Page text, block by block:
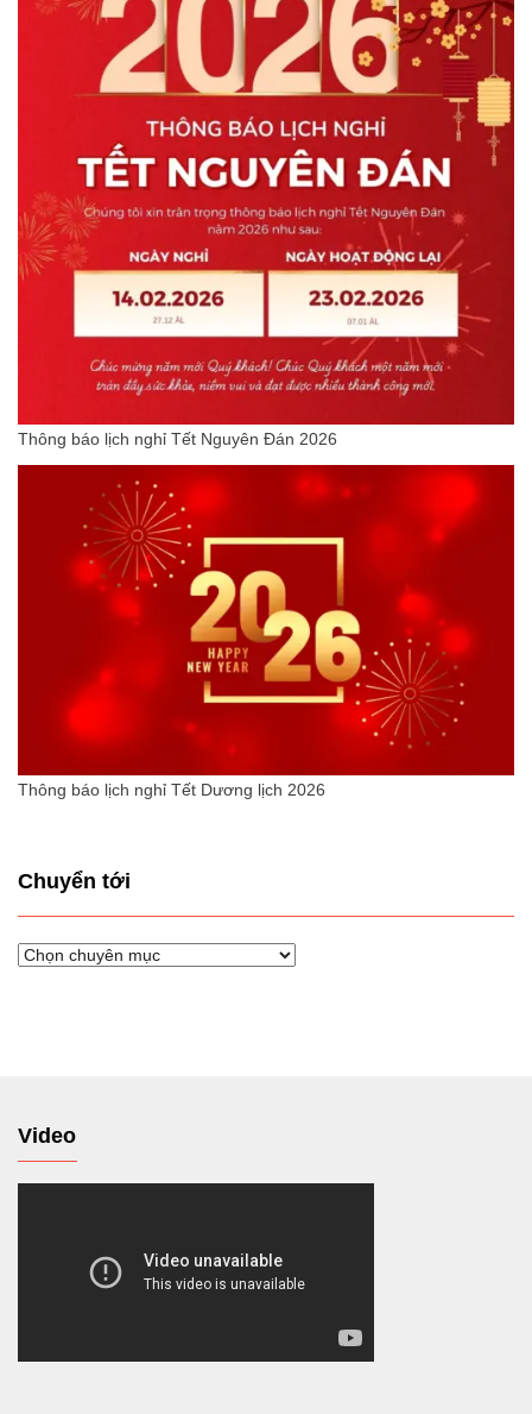
Thông báo lịch nghỉ Tết Nguyên Đán 2026
Thông báo lịch nghỉ Tết Dương lịch 2026
Chuyển tới
Chuyển
Video